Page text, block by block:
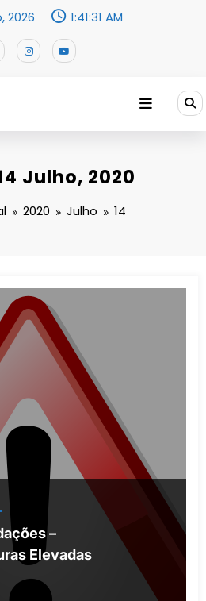
2026 1:41:32 AM
Julho, 2020
2020 Julho 14
–
Elevadas